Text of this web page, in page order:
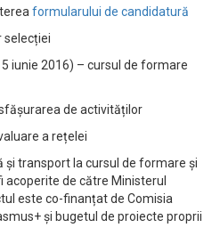
formularului de candidatură
selecției
iunie 2016) – cursul de formare
de activităților
a rețelei
și transport la cursul de formare și
de către Ministerul
este co-finanțat de Comisia
și bugetul de proiecte proprii